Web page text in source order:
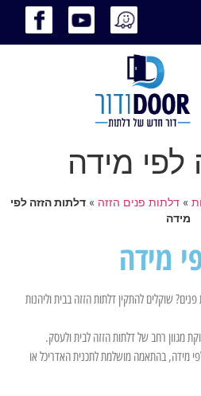
לפי מידה
» דלתות פנים הזזה » דלתות הזזה לפי
מידה
מידה
שוקלים להתקין דלתות הזזה בבית וליהנות
מידה, בהתאמה מושלמת לתכנית האדריכל או